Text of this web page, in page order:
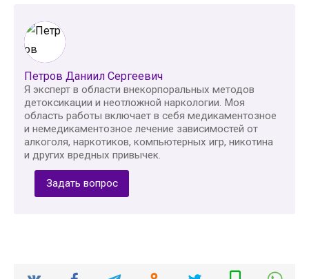
Петров Даниил Сергеевич
Я эксперт в области внекорпоральных методов
детоксикации и неотложной наркологии. Моя
область работы включает в себя медикаментозное
и немедикаментозное лечение зависимостей от
алкоголя, наркотиков, компьютерных игр, никотина
и других вредных привычек.
Задать вопрос